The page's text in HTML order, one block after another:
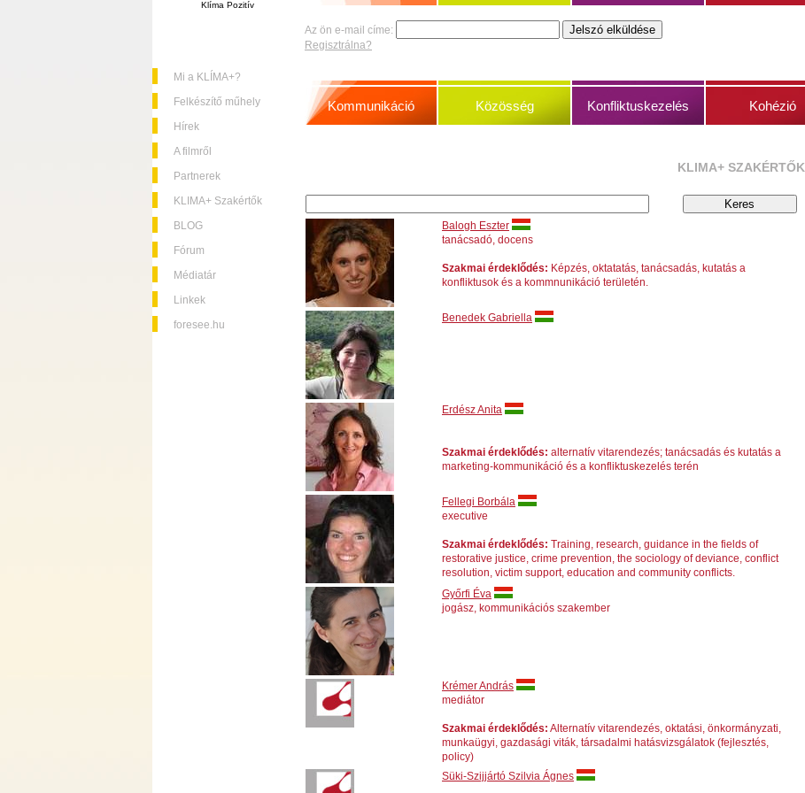
Klíma Pozitív
Mi a KLÍMA+?
Felkészítő műhely
Hírek
A filmről
Partnerek
KLIMA+ Szakértők
BLOG
Fórum
Médiatár
Linkek
foresee.hu
Az ön e-mail címe:
Regisztrálna?
Kommunikáció Közösség Konfliktuskezelés Kohézió
KLIMA+ SZAKÉRTŐK
Balogh Eszter
tanácsadó, docens
Szakmai érdeklődés: Képzés, oktatatás, tanácsadás, kutatás a
konfliktusok és a kommnunikáció területén.
Benedek Gabriella
Erdész Anita
Szakmai érdeklődés: alternatív vitarendezés; tanácsadás és kutatás a
marketing-kommunikáció és a konfliktuskezelés terén
Fellegi Borbála
executive
Szakmai érdeklődés: Training, research, guidance in the fields of
restorative justice, crime prevention, the sociology of deviance, conflict
resolution, victim support, education and community conflicts.
Győrfi Éva
jogász, kommunikációs szakember
Krémer András
mediátor
Szakmai érdeklődés: Alternatív vitarendezés, oktatási, önkormányzati,
munkaügyi, gazdasági viták, társadalmi hatásvizsgálatok (fejlesztés,
policy)
Süki-Szijjártó Szilvia Ágnes